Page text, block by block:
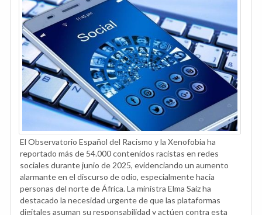
El Observatorio Español del Racismo y la Xenofobia ha
reportado más de 54.000 contenidos racistas en redes
sociales durante junio de 2025, evidenciando un aumento
alarmante en el discurso de odio, especialmente hacia
personas del norte de África. La ministra Elma Saiz ha
destacado la necesidad urgente de que las plataformas
digitales asuman su responsabilidad y actúen contra esta